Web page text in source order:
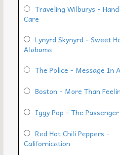
Traveling Wilburys -
Care
Lynyrd Skynyrd - Sweet
Alabama
The Police - Message In
Boston - More Than
Iggy Pop - The Passenger
Red Hot Chili Peppers -
Californication